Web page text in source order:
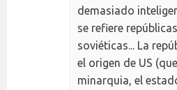
demasiado
se refiere
soviéticas... La
el origen de US
minarquia, el